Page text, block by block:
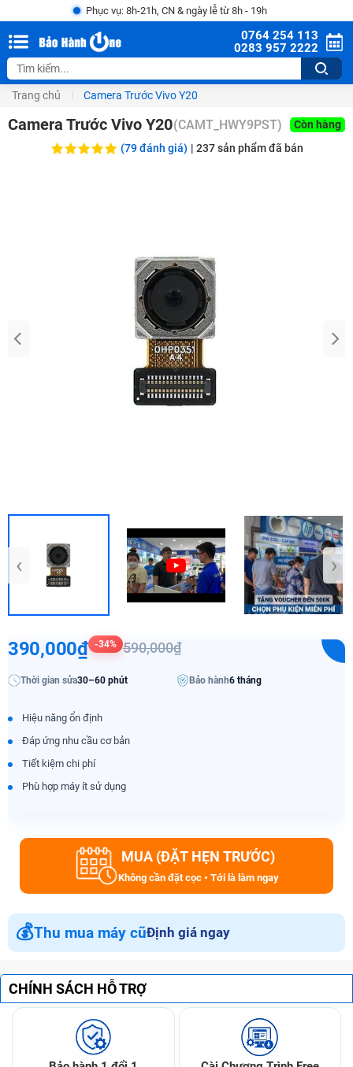
Phục vụ: 8h-21h, CN & ngày lễ từ 8h - 19h
0764 254 113
0283 957 2222
Trang chủ Camera Trước Vivo Y20
Camera Trước Vivo Y20(CAMT_HWY9PST)
Còn hàng
(79 đánh giá) | 237sản phẩm đã bán
‹ ›
390,000₫ -34% 590,000₫
Thời gian sửa30–60 phút Bảo hành6 tháng
Hiệu năng ổn định
Đáp ứng nhu cầu cơ bản
Tiết kiệm chi phí
Phù hợp máy ít sử dụng
MUA (ĐẶT HẸN TRƯỚC)
Không cần đặt cọc • Tới là làm ngay
💰Thu mua máy cũĐịnh giá ngay
CHÍNH SÁCH HỖ TRỢ